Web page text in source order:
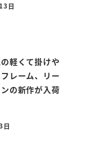
日
軽くて掛けや
レーム、リー
の新作が入荷
日